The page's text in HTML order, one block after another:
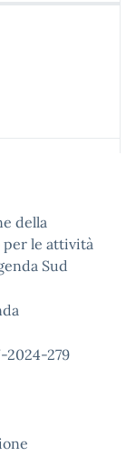
della
per le attività
Sud
2024-279